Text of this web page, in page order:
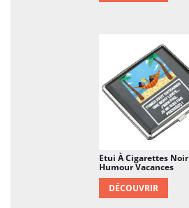
Etui À Cigarettes Noir
Humour Vacances
DÉCOUVRIR